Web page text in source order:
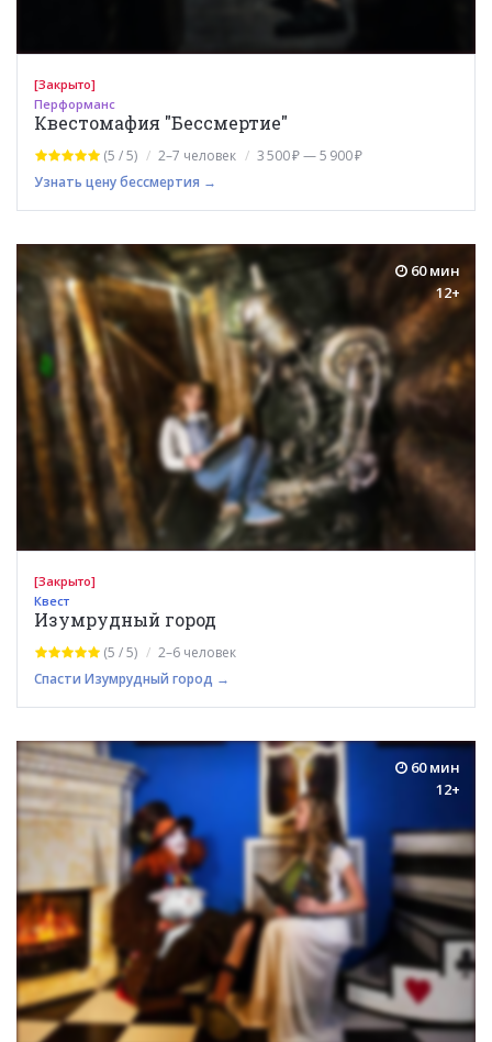
[Закрыто]
Перформанс
Квестомафия "Бессмертие"
(5 / 5) 2–7 человек
3 500 ₽ — 5 900 ₽
Узнать цену бессмертия →
60 мин
12+
[Закрыто]
Квест
Изумрудный город
(5 / 5)
2–6 человек
Спасти Изумрудный город →
60 мин
12+